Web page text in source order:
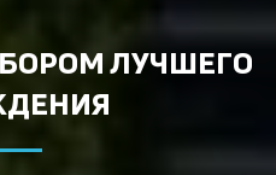
ЛУЧШЕГО